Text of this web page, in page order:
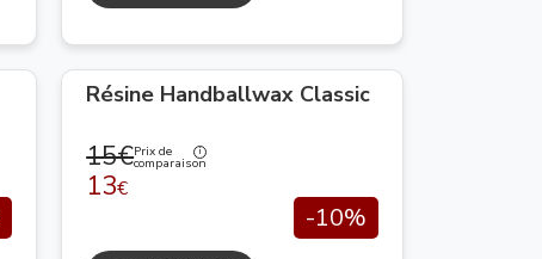
Résine Handballwax Classic
15€Prix de
comparaison
13€
-10%